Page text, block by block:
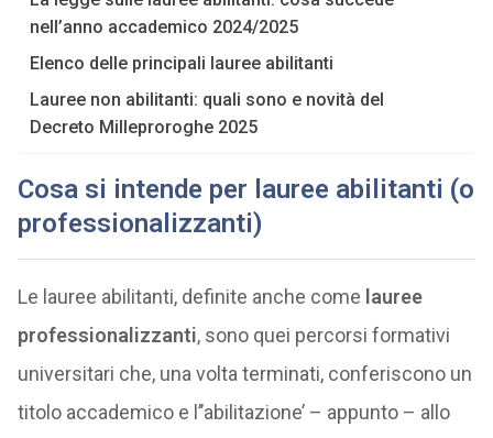
nell’anno accademico 2024/2025
Elenco delle principali lauree abilitanti
Lauree non abilitanti: quali sono e novità del
Decreto Milleproroghe 2025
Cosa si intende per lauree abilitanti (o
professionalizzanti)
Le lauree abilitanti, definite anche come lauree
professionalizzanti, sono quei percorsi formativi
universitari che, una volta terminati, conferiscono un
titolo accademico e l’’abilitazione’ – appunto – allo